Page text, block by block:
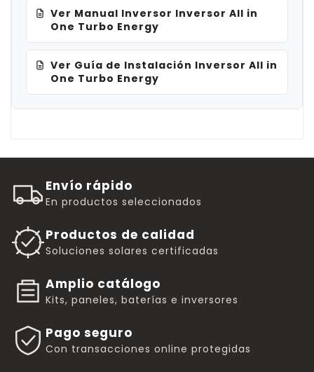
Ver Manual Inversor Inversor All in
One Turbo Energy
Ver Guía de Instalación Inversor All in
One Turbo Energy
Envío rápido
En productos seleccionados
Productos de calidad
Soluciones solares certificadas
Amplio catálogo
Kits, paneles, baterías e inversores
Pago seguro
Con transacciones online protegidas